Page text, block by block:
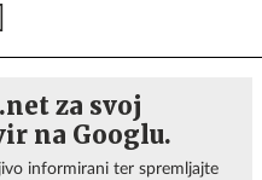
za svoj
na Googlu.
informirani ter spremljajte